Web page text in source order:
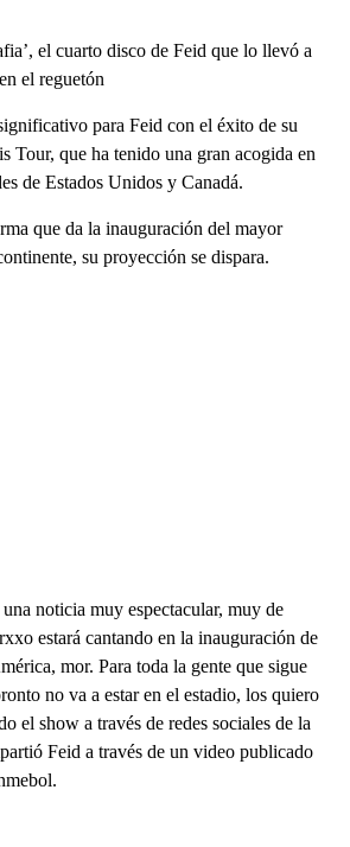
el cuarto disco de Feid que lo llevó a
el reguetón
para Feid con el éxito de su
Tour, que ha tenido una gran acogida en
de Estados Unidos y Canadá.
que da la inauguración del mayor
su proyección se dispara.
noticia muy espectacular, muy de
estará cantando en la inauguración de
mor. Para toda la gente que sigue
no va a estar en el estadio, los quiero
el show a través de redes sociales de la
Feid a través de un video publicado